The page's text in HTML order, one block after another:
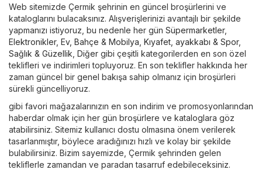
Web sitemizde Çermik şehrinin en güncel broşürlerini ve
kataloglarını bulacaksınız. Alışverişlerinizi avantajlı bir şekilde
yapmanızı istiyoruz, bu nedenle her gün Süpermarketler,
Elektronikler, Ev, Bahçe & Mobilya Kıyafet, ayakkabı & Spor,
Sağlık & Güzellik Diğer gibi çeşitli kategorilerden en son özel
teklifleri ve indirimleri topluyoruz. En son teklifler hakkında her
zaman güncel bir genel bakışa sahip olmanız için broşürleri
sürekli güncelliyoruz.
gibi favori mağazalarınızın en son indirim ve promosyonlarından
haberdar olmak için her gün broşürlere ve kataloglara göz
atabilirsiniz. Sitemiz kullanıcı dostu olmasına önem verilerek
tasarlanmıştır, böylece aradığınızı hızlı ve kolay bir şekilde
bulabilirsiniz. Bizim sayemizde, Çermik şehrinden gelen
tekliflerle zamandan ve paradan tasarruf edebileceksiniz.